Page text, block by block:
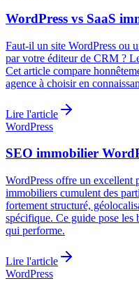
WordPress vs SaaS
Faut-il un site WordPress ou
par votre éditeur de CRM ?
Cet article compare
agence à choisir en
Lire l'article
WordPress
SEO immobilier
WordPress offre un excellent
immobiliers cumulent des
fortement structuré,
spécifique. Ce guide pose
qui performe.
Lire l'article
WordPress